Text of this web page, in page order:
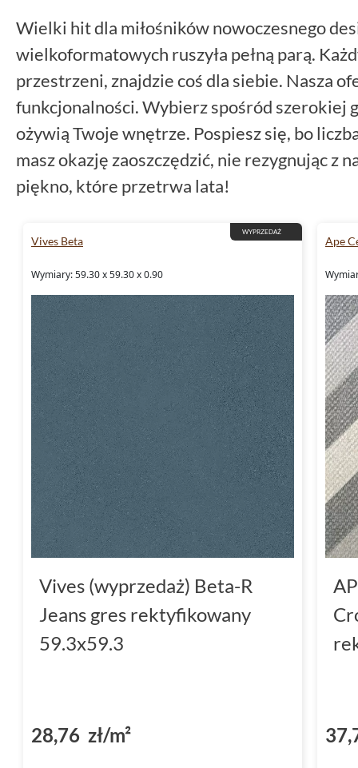
Wielki hit dla miłośników nowoczesnego
wielkoformatowych ruszyła pełną parą.
przestrzeni, znajdzie coś dla siebie. Nasza
funkcjonalności. Wybierz spośród szerokiej
ożywią Twoje wnętrze. Pospiesz się, bo
masz okazję zaoszczędzić, nie rezygnując z
piękno, które przetrwa lata!
WYPRZEDAŻ
Vives Beta
Wymiary: 59.30 x 59.30 x 0.90
Vives (wyprzedaż) Beta-R
Jeans gres rektyfikowany
59.3x59.3
28,76 zł/m²
Ape